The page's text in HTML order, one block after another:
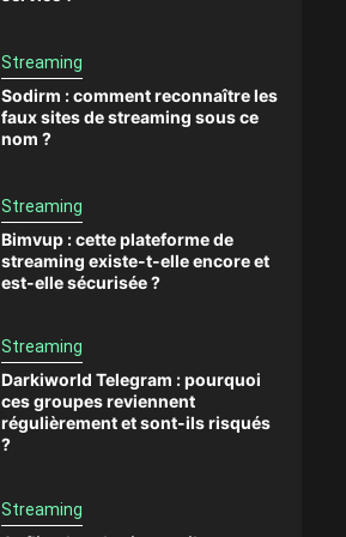
Streaming
Sodirm : comment reconnaître les
faux sites de streaming sous ce
nom ?
Streaming
Bimvup : cette plateforme de
streaming existe-t-elle encore et
est-elle sécurisée ?
Streaming
Darkiworld Telegram : pourquoi
ces groupes reviennent
régulièrement et sont-ils risqués
?
Streaming